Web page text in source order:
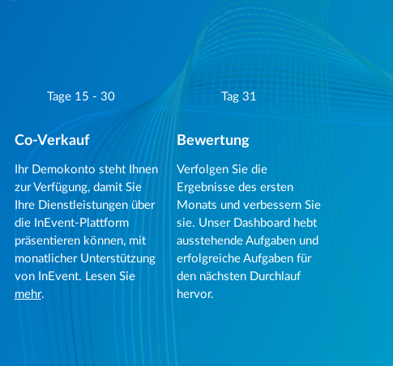
Tage 15 - 30 Tag 31
Co-Verkauf
Ihr Demokonto steht Ihnen
zur Verfügung, damit Sie
Ihre Dienstleistungen über
die InEvent-Plattform
präsentieren können, mit
monatlicher Unterstützung
von InEvent. Lesen Sie
mehr.
Bewertung
Verfolgen Sie die
Ergebnisse des ersten
Monats und verbessern Sie
sie. Unser Dashboard hebt
ausstehende Aufgaben und
erfolgreiche Aufgaben für
den nächsten Durchlauf
hervor.